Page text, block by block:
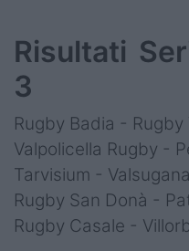
Risultati
3
Rugby Badia -
Valpolicella Rugby -
Tarvisium -
Rugby San Donà -
Rugby Casale -